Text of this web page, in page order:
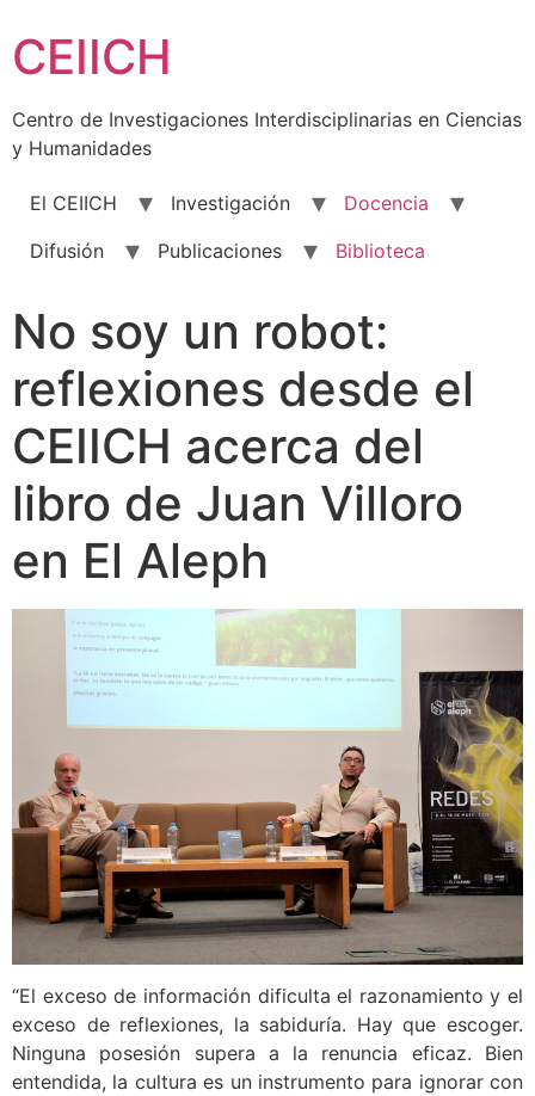
to
content
CEIICH
Centro de Investigaciones Interdisciplinarias en Ciencias
y Humanidades
El CEIICH Investigación
Docencia
Difusión
Publicaciones Biblioteca
No soy un robot:
reflexiones desde el
CEIICH acerca del
libro de Juan Villoro
en El Aleph
“El exceso de información dificulta el razonamiento y el
exceso de reflexiones, la sabiduría. Hay que escoger.
Ninguna posesión supera a la renuncia eficaz. Bien
entendida, la cultura es un instrumento para ignorar con